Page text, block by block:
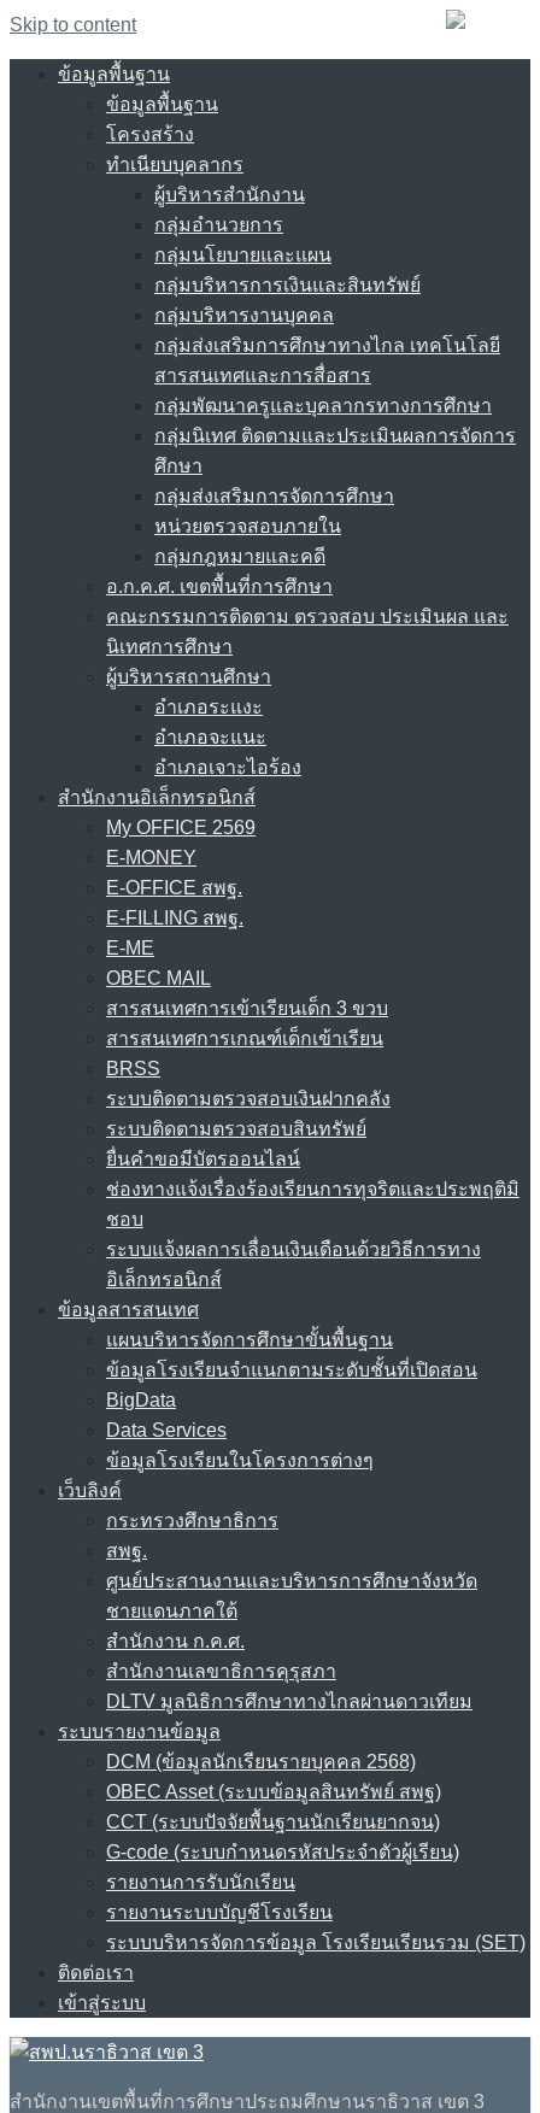
Skip to content
ข้อมูลพื้นฐาน
ข้อมูลพื้นฐาน
โครงสร้าง
ทำเนียบบุคลากร
ผู้บริหารสำนักงาน
กลุ่มอำนวยการ
กลุ่มนโยบายและแผน
กลุ่มบริหารการเงินและสินทรัพย์
กลุ่มบริหารงานบุคคล
กลุ่มส่งเสริมการศึกษาทางไกล เทคโนโลยี
สารสนเทศและการสื่อสาร
กลุ่มพัฒนาครูและบุคลากรทางการศึกษา
กลุ่มนิเทศ ติดตามและประเมินผลการจัดการ
ศึกษา
กลุ่มส่งเสริมการจัดการศึกษา
หน่วยตรวจสอบภายใน
กลุ่มกฎหมายและคดี
อ.ก.ค.ศ. เขตพื้นที่การศึกษา
คณะกรรมการติดตาม ตรวจสอบ ประเมินผล และ
นิเทศการศึกษา
ผู้บริหารสถานศึกษา
อำเภอระแงะ
อำเภอจะแนะ
อำเภอเจาะไอร้อง
สำนักงานอิเล็กทรอนิกส์
My OFFICE 2569
E-MONEY
E-OFFICE สพฐ.
E-FILLING สพฐ.
E-ME
OBEC MAIL
สารสนเทศการเข้าเรียนเด็ก 3 ขวบ
สารสนเทศการเกณฑ์เด็กเข้าเรียน
BRSS
ระบบติดตามตรวจสอบเงินฝากคลัง
ระบบติดตามตรวจสอบสินทรัพย์
ยื่นคำขอมีบัตรออนไลน์
ช่องทางแจ้งเรื่องร้องเรียนการทุจริตและประพฤติมิ
ชอบ
ระบบแจ้งผลการเลื่อนเงินเดือนด้วยวิธีการทาง
อิเล็กทรอนิกส์
ข้อมูลสารสนเทศ
แผนบริหารจัดการศึกษาขั้นพื้นฐาน
ข้อมูลโรงเรียนจำแนกตามระดับชั้นที่เปิดสอน
BigData
Data Services
ข้อมูลโรงเรียนในโครงการต่างๆ
เว็บลิงค์
กระทรวงศึกษาธิการ
สพฐ.
ศูนย์ประสานงานและบริหารการศึกษาจังหวัด
ชายแดนภาคใต้
สำนักงาน ก.ค.ศ.
สำนักงานเลขาธิการคุรุสภา
DLTV มูลนิธิการศึกษาทางไกลผ่านดาวเทียม
ระบบรายงานข้อมูล
DCM (ข้อมูลนักเรียนรายบุคคล 2568)
OBEC Asset (ระบบข้อมูลสินทรัพย์ สพฐ)
CCT (ระบบปัจจัยพื้นฐานนักเรียนยากจน)
G-code (ระบบกำหนดรหัสประจำตัวผู้เรียน)
รายงานการรับนักเรียน
รายงานระบบบัญชีโรงเรียน
ระบบบริหารจัดการข้อมูล โรงเรียนเรียนรวม (SET)
ติดต่อเรา
เข้าสู่ระบบ
สำนักงานเขตพื้นที่การศึกษาประถมศึกษานราธิวาส เขต 3